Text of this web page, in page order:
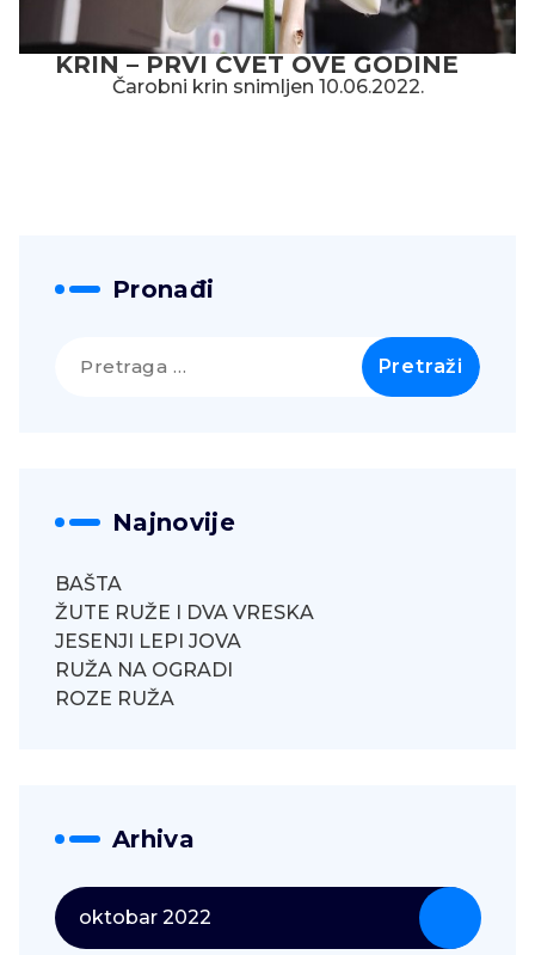
KRIN – PRVI CVET OVE GODINE
Čarobni krin snimljen 10.06.2022.
Pronađi
Najnovije
BAŠTA
ŽUTE RUŽE I DVA VRESKA
JESENJI LEPI JOVA
RUŽA NA OGRADI
ROZE RUŽA
Arhiva
oktobar 2022